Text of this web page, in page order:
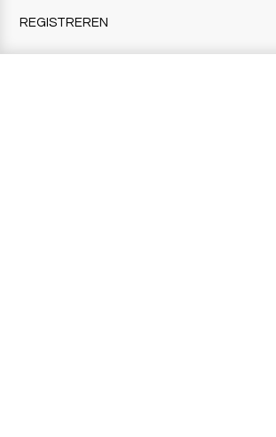
REGISTREREN